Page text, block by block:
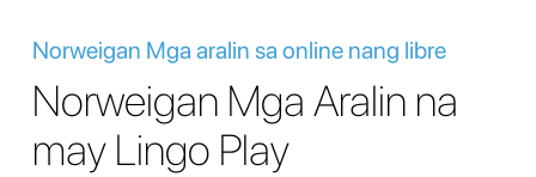
Norweigan Mga aralin sa online nang libre
Norweigan Mga Aralin na
may Lingo Play